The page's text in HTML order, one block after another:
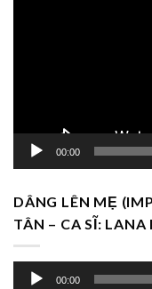
00:00
DÂNG LÊN MẸ
TÂN – CA SĨ: LANA
Trình
00:00